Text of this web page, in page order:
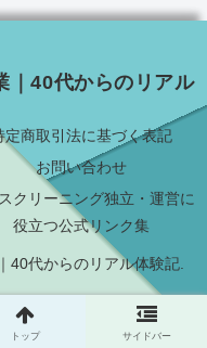
｜40代からのリアル
定商取引法に基づく表記
お問い合わせ
クリーニング独立・運営に
役立つ公式リンク集
40代からのリアル体験記.
トップ サイドバー